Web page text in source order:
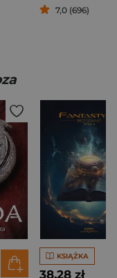
7,0 (696)
KSIĄŻKA
38,28 zł